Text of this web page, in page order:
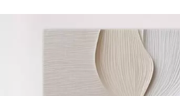
Sildid
Pildi formaat
Maalid